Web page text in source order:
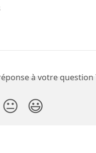
à votre question
😐 😃